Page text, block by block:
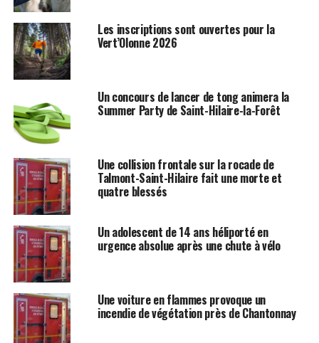
Les inscriptions sont ouvertes pour la
Vert’Olonne 2026
Un concours de lancer de tong animera la
Summer Party de Saint-Hilaire-la-Forêt
Une collision frontale sur la rocade de
Talmont-Saint-Hilaire fait une morte et
quatre blessés
Un adolescent de 14 ans héliporté en
urgence absolue après une chute à vélo
Une voiture en flammes provoque un
incendie de végétation près de Chantonnay